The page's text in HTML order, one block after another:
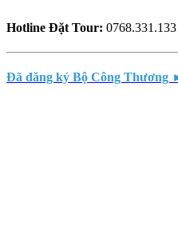
Hotline Đặt Tour:
Đã đăng ký Bộ Công Thương